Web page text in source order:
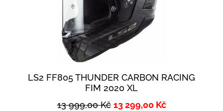
LS2 FF805 THUNDER CARBON RACING
FIM 2020 XL
13 999,00Kč 13 299,00 Kč